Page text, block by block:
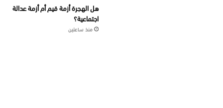
هل الهجرة أزمة قيم أم أزمة عدالة
اجتماعية؟
منذ ساعتين